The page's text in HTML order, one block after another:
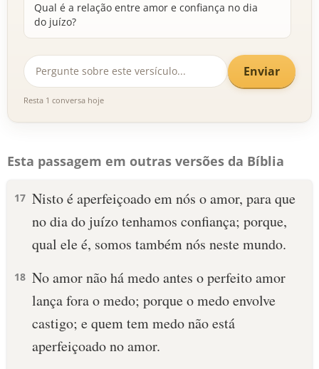
Qual é a relação entre amor e confiança no dia
do juízo?
Enviar
Resta 1 conversa hoje
Esta passagem em outras versões da Bíblia
17 Nisto é aperfeiçoado em nós o amor, para que
no dia do juízo tenhamos confiança; porque,
qual ele é, somos também nós neste mundo.
18 No amor não há medo antes o perfeito amor
lança fora o medo; porque o medo envolve
castigo; e quem tem medo não está
aperfeiçoado no amor.